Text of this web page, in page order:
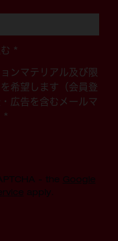
*
ンマテリアル及び限
希望します（会員登
広告を含むメールマ
*
- the Google
apply.